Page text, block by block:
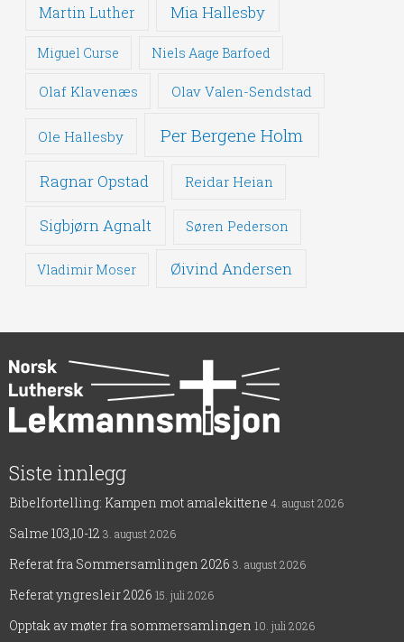
Martin Luther Mia Hallesby
Miguel Curse Niels Aage Barfoed
Olaf Klavenæs Olav Valen-Sendstad
Ole Hallesby Per Bergene Holm
Ragnar Opstad Reidar Heian
Sigbjørn Agnalt Søren Pederson
Vladimir Moser Øivind Andersen
Siste innlegg
Bibelfortelling: Kampen mot amalekittene 4. august 2026
Salme 103,10-12 3. august 2026
Referat fra Sommersamlingen 2026 3. august 2026
Referat yngresleir 2026 15. juli 2026
Opptak av møter fra sommersamlingen 10. juli 2026